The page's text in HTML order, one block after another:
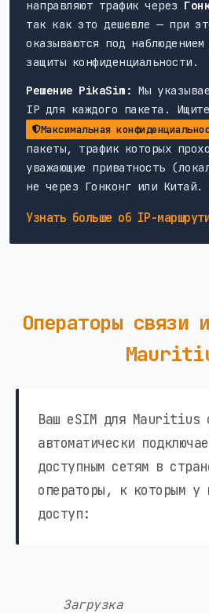
направляют трафик через
так как это дешевле — при
оказываются под
защиты конфиденциальности.
Решение PikaSim: Мы
IP для каждого пакета.
Максимальная
пакеты, трафик которых
уважающие приватность
не через Гонконг или Китай.
Узнать больше об IP-
Операторы связи
Ваш eSIM для Mauritius
автоматически
доступным сетям в
операторы, к которым у
доступ:
Загрузка